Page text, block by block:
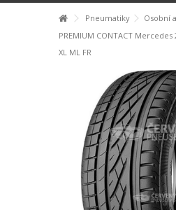
Pneumatiky Osobní
PREMIUM CONTACT Mercedes
XL ML FR